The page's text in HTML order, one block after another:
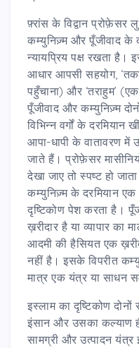
फ़्रांस के विद्वान प्रोफ़ेसर
कम्युनिज़्म और पूँजीवाद के
न्यायप्रिय पक्ष रखता है।
आधार आपसी सहयोग,
पहुँचाना) और ‘तराहुम’
पूँजीवाद और कम्युनिज़्म
विभिन्न वर्गों के
आपा-धापी के वातावरण में
जाते हैं। प्रोफ़ेसर
देखा जाए तो स्पष्ट हो
कम्युनिज़्म के दरमियान एक
दृष्टिकोण पेश करता है।
ख़रीदार है या व्यापार
आदमी की हैसियत एक
नहीं है। इसके विपरीत
मात्र एक यंत्र या साधन
इस्लाम का दृष्टिकोण
इंसान और उसका कल्याण
सामग्री और उत्पादन